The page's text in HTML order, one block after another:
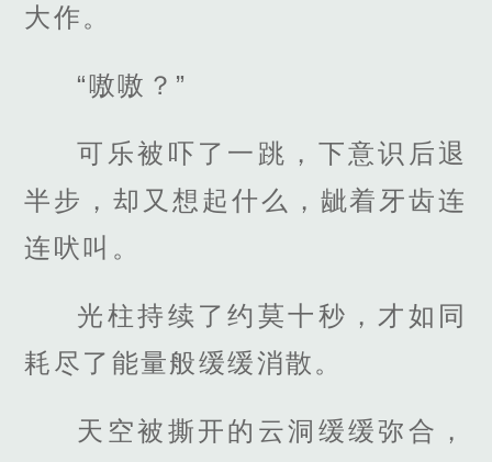
大作。
“嗷嗷？”
可乐被吓了一跳，下意识后退
半步，却又想起什么，龇着牙齿连
连吠叫。
光柱持续了约莫十秒，才如同
耗尽了能量般缓缓消散。
天空被撕开的云洞缓缓弥合，